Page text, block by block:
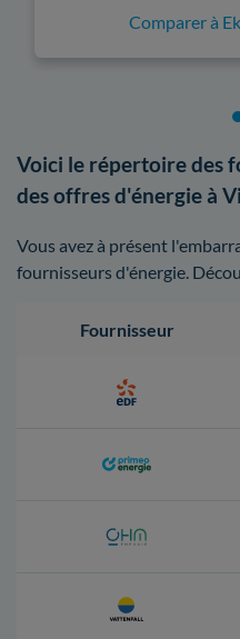
Comparer à
Voici le répertoire des
des offres d'énergie à
Vous avez à présent
fournisseurs d'énergie.
Fournisseur